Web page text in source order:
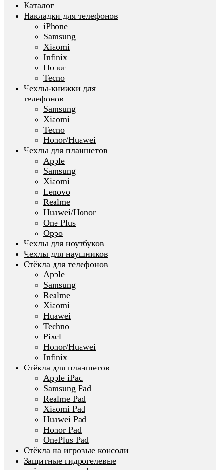
Каталог
Накладки для телефонов
iPhone
Samsung
Xiaomi
Infinix
Honor
Tecno
Чехлы-книжки для
телефонов
Samsung
Xiaomi
Tecno
Honor/Huawei
Чехлы для планшетов
Apple
Samsung
Xiaomi
Lenovo
Realme
Huawei/Honor
One Plus
Oppo
Чехлы для ноутбуков
Чехлы для наушников
Стёкла для телефонов
Apple
Samsung
Realme
Xiaomi
Huawei
Techno
Pixel
Honor/Huawei
Infinix
Стёкла для планшетов
Apple iPad
Samsung Pad
Realme Pad
Xiaomi Pad
Huawei Pad
Honor Pad
OnePlus Pad
Стёкла на игровые консоли
Защитные гидрогелевые